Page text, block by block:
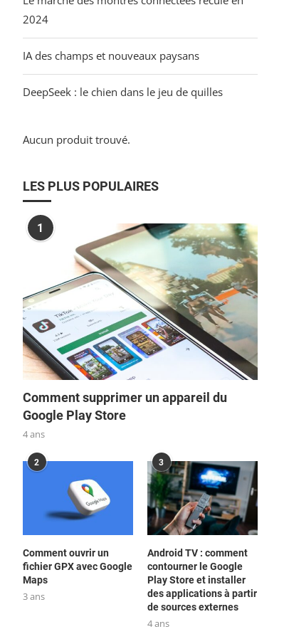
2024
IA des champs et nouveaux paysans
DeepSeek : le chien dans le jeu de quilles
Aucun produit trouvé.
LES PLUS POPULAIRES
1
Comment supprimer un appareil du
Google Play Store
4 ans
2
Comment ouvrir un
fichier GPX avec Google
Maps
3 ans
3
Android TV : comment
contourner le Google
Play Store et installer
des applications à partir
de sources externes
4 ans